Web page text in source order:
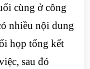
cùng ở công
nhiều nội dung
họp tổng kết
sau đó